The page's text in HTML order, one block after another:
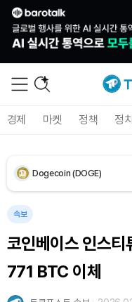
경제 마켓 정책 정치
XRP (XRP)
Dogecoin (DOGE)
속보
코인베이스 인스티
771 BTC 이체